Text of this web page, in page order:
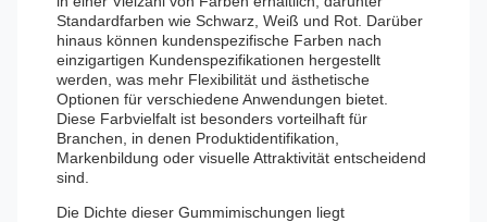
Standardfarben wie Schwarz, Weiß und Rot. Darüber
hinaus können kundenspezifische Farben nach
einzigartigen Kundenspezifikationen hergestellt
werden, was mehr Flexibilität und ästhetische
Optionen für verschiedene Anwendungen bietet.
Diese Farbvielfalt ist besonders vorteilhaft für
Branchen, in denen Produktidentifikation,
Markenbildung oder visuelle Attraktivität entscheidend
sind.
Die Dichte dieser Gummimischungen liegt